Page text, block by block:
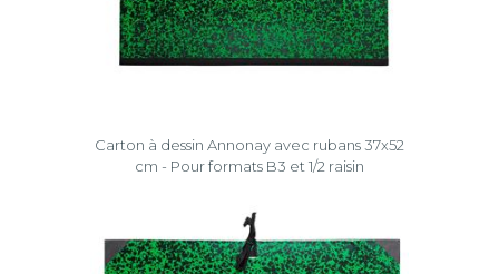
Carton à dessin Annonay avec rubans 37x52
cm - Pour formats B3 et 1/2 raisin